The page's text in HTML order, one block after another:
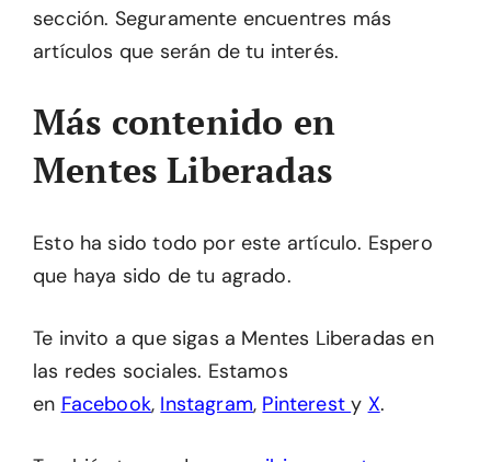
sección. Seguramente encuentres más
artículos que serán de tu interés.
Más contenido en
Mentes Liberadas
Esto ha sido todo por este artículo. Espero
que haya sido de tu agrado.
Te invito a que sigas a Mentes Liberadas en
las redes sociales. Estamos
en Facebook, Instagram, Pinteresty X.